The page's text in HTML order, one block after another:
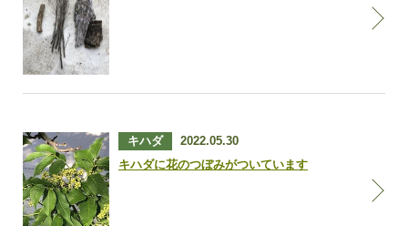
キハダ
2022.05.30
キハダに花のつぼみがついています